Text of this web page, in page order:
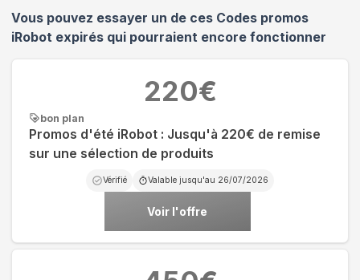
Vous pouvez essayer un de ces Codes promos
iRobot expirés qui pourraient encore fonctionner
bon plan
Promos d'été iRobot : Jusqu'à 220€ de remise
sur une sélection de produits
Vérifié Valable jusqu'au 26/07/2026
Voir l'offre
220€